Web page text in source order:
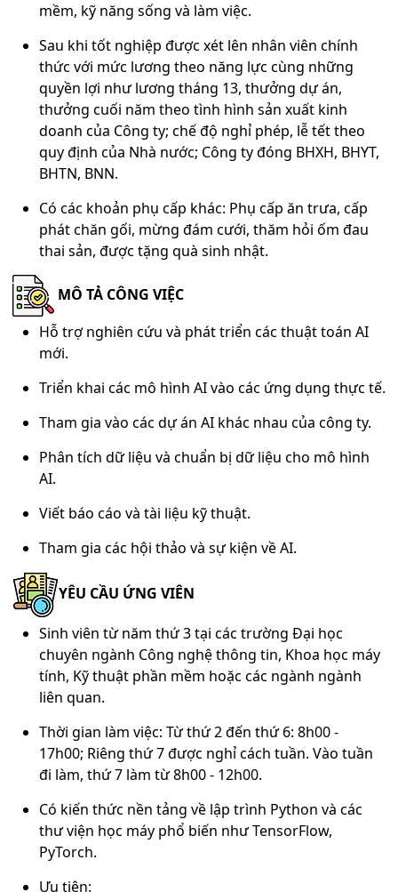
mềm, kỹ năng sống và làm việc.
Sau khi tốt nghiệp được xét lên nhân viên chính
thức với mức lương theo năng lực cùng những
quyền lợi như lương tháng 13, thưởng dự án,
thưởng cuối năm theo tình hình sản xuất kinh
doanh của Công ty; chế độ nghỉ phép, lễ tết theo
quy định của Nhà nước; Công ty đóng BHXH, BHYT,
BHTN, BNN.
Có các khoản phụ cấp khác: Phụ cấp ăn trưa, cấp
phát chăn gối, mừng đám cưới, thăm hỏi ốm đau
thai sản, được tặng quà sinh nhật.
MÔ TẢ CÔNG VIỆC
Hỗ trợ nghiên cứu và phát triển các thuật toán AI
mới.
Triển khai các mô hình AI vào các ứng dụng thực tế.
Tham gia vào các dự án AI khác nhau của công ty.
Phân tích dữ liệu và chuẩn bị dữ liệu cho mô hình
AI.
Viết báo cáo và tài liệu kỹ thuật.
Tham gia các hội thảo và sự kiện về AI.
YÊU CẦU ỨNG VIÊN
Sinh viên từ năm thứ 3 tại các trường Đại học
chuyên ngành Công nghệ thông tin, Khoa học máy
tính, Kỹ thuật phần mềm hoặc các ngành ngành
liên quan.
Thời gian làm việc: Từ thứ 2 đến thứ 6: 8h00 -
17h00; Riêng thứ 7 được nghỉ cách tuần. Vào tuần
đi làm, thứ 7 làm từ 8h00 - 12h00.
Có kiến thức nền tảng về lập trình Python và các
thư viện học máy phổ biến như TensorFlow,
PyTorch.
Ưu tiên: